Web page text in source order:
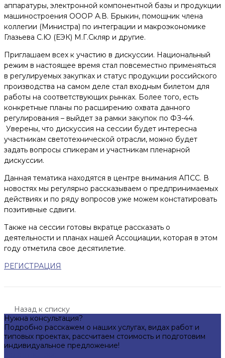
аппаратуры, электронной компонентной базы и продукции
машиностроения ОООР А.В. Брыкин, помощник члена
коллегии (Министра) по интеграции и макроэкономике
Глазьева С.Ю (ЕЭК) М.Г.Скляр и другие.
Приглашаем всех к участию в дискуссии. Национальный
режим в настоящее время стал повсеместно применяться
в регулируемых закупках и статус продукции российского
производства на самом деле стал входным билетом для
работы на соответствующих рынках. Более того, есть
конкретные планы по расширению охвата данного
регулирования – выйдет за рамки закупок по ФЗ-44.
Уверены, что дискуссия на сессии будет интересна
участникам светотехнической отрасли, можно будет
задать вопросы спикерам и участникам пленарной
дискуссии.
Данная тематика находятся в центре внимания АПСС. В
новостях мы регулярно рассказываем о предпринимаемых
действиях и по ряду вопросов уже можем констатировать
позитивные сдвиги.
Также на сессии готовы вкратце рассказать о
деятельности и планах нашей Ассоциации, которая в этом
году отметила свое десятилетие.
РЕГИСТРАЦИЯ
Назад к списку
Нужна консультация?
Подробно расскажем о наших услугах, видах работ и
типовых проектах, рассчитаем стоимость и подготовим
индивидуальное предложение!